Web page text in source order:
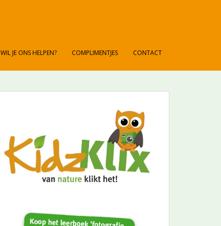
WIL JE ONS HELPEN? COMPLIMENTJES CONTACT